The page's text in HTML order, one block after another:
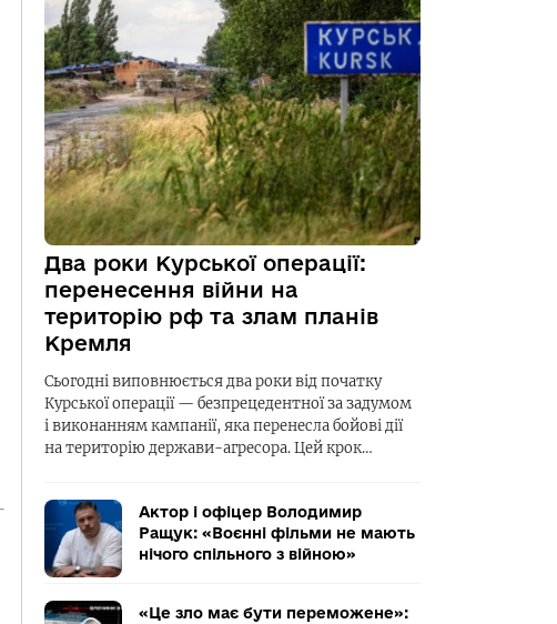
Два роки Курської операції:
перенесення війни на
територію рф та злам планів
Кремля
Сьогодні виповнюється два роки від початку
Курської операції — безпрецедентної за задумом
і виконанням кампанії, яка перенесла бойові дії
на територію держави-агресора. Цей крок…
Актор і офіцер Володимир
Ращук: «Воєнні фільми не мають
нічого спільного з війною»
«Це зло має бути переможене»: